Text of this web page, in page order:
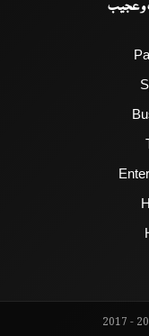
عجیب
2017 -